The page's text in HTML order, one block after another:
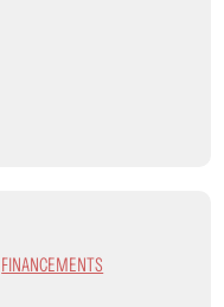
FINANCEMENTS